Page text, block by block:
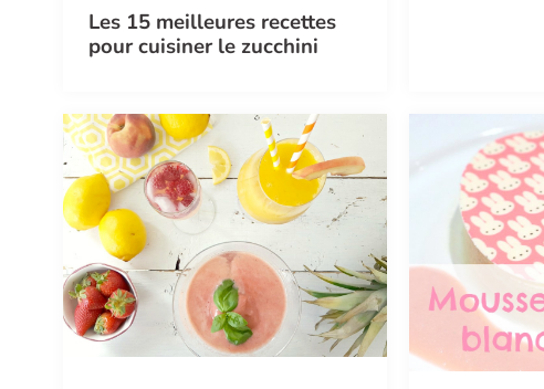
Les 15 meilleures recettes
pour cuisiner le zucchini